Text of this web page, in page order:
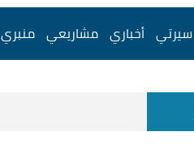
سيرتي أخباري مشاريعي منبري